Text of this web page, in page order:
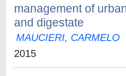
management of
and digestate
MAUCIERI, CARMELO
2015